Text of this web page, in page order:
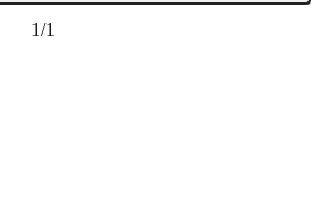
1/1